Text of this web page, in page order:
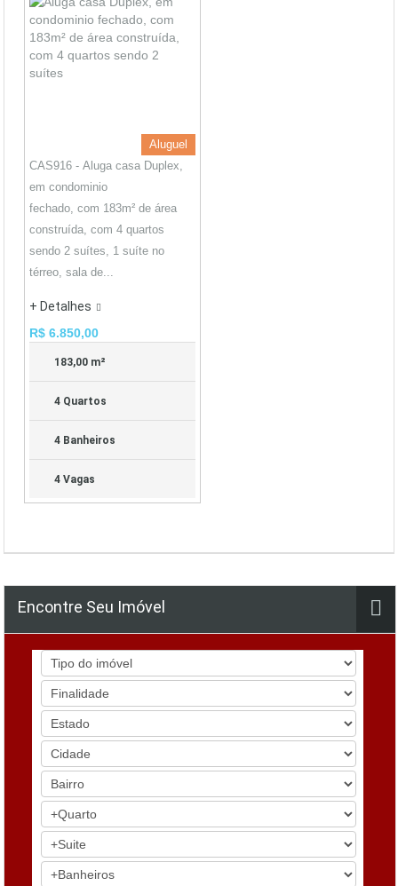
Aluguel
CAS916 - Aluga casa Duplex,
em condominio
fechado, com 183m² de área
construída, com 4 quartos
sendo 2 suítes, 1 suíte no
térreo, sala de...
+ Detalhes
R$ 6.850,00
183,00 m²
4 Quartos
4 Banheiros
4 Vagas
Encontre Seu Imóvel